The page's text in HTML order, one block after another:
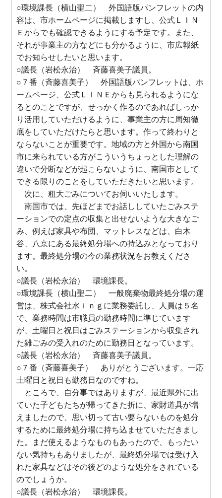
○環境課長（横山聖二） 外国語版パンフレットの内
容は、市ホームページに掲載しますし、公式ＬＩＮ
Ｅからでも確認できるようにする予定です。また、
それが事業主の方などにも分かるように、市広報紙
でお知らせしたいと思います。
○議長（岩松永治） 斉藤喜美子議員。
○７番（斉藤喜美子） 外国語版パンフレットは、ホ
ームページ、公式ＬＩＮＥからも見られるようにな
るとのことですが、せっかく作るのであればしっか
り活用していただけるように、事業主の方に周知徹
底をしていただけたらと思います。作って終わりと
ならないことが重要です。地域の方と外国から南国
市に来られている方がこういうちょっとした理解の
違いで分断などが起こらないように、南国市として
できる限りのことをしていただきたいと思います。
次に、粗大ごみについてお伺いいたします。
南国市では、先ほどまでお話ししていたごみステ
ーションでの定点の収集と出せないような大きなご
み、例えば家具や布団、マットレスなどは、白木
谷、八京にある最終処分場への持込みとなっており
ます。最終処分場の今の業務状況をお教えくださ
い。
○議長（岩松永治） 環境課長。
○環境課長（横山聖二） 一般廃棄物最終処分場の運
営は、株式会社水ｉｎｇに業務委託し、人員は５名
で、業務時間は市職員の勤務時間に準じています
が、土曜日と祝日はごみステーションから収集され
た雑ごみの受入れのために勤務日となっています。
○議長（岩松永治） 斉藤喜美子議員。
○７番（斉藤喜美子） ありがとうございます。一応
土曜日と祝日も勤務日なのですね。
ところで、自分事ではありますが、最近県外に出
ていた子どもたちが帰ってきた折に、家財道具が増
えましたので、思い切って古い要らないものを処分
するために最終処分場に持ち込ませていただきまし
た。まだ使えるようなものもあったので、もったい
ない気持ちもありましたが、最終処分場では受け入
れた家具などはその後どのような処分をされている
のでしょうか。
○議長（岩松永治） 環境課長。